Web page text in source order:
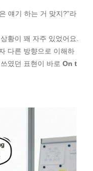
얘기 하는 거 맞지?”라
황이 꽤 자주 있었어요.
다른 방향으로 이해하
였던 표현이 바로 On t